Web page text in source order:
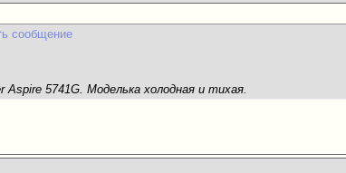
5741G. Моделька холодная и тихая.